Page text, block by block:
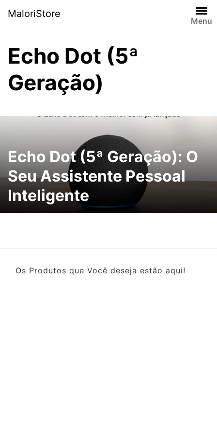
para
o
MaloriStore
Menu
Echo Dot (5ª
Geração)
Echo Dot (5ª Geração): O
Seu Assistente Pessoal
Inteligente
Os Produtos que Você deseja estão aqui!